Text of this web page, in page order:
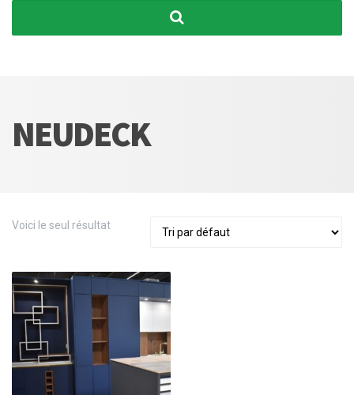
NEUDECK
Voici le seul résultat